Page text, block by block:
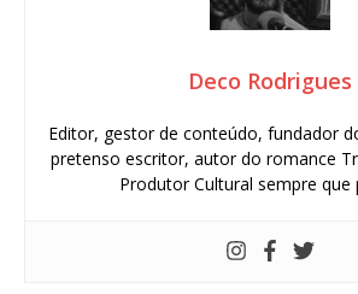
Deco Rodrigues
Editor, gestor de conteúdo, fundador
pretenso escritor, autor do romance
Produtor Cultural sempre que